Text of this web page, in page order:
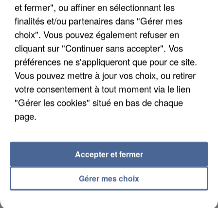
LES DONNÉES DE 300 000 CLIENTS DÉROBÉES À
INTERMARCHÉ APRÈS UNE...
et fermer", ou affiner en sélectionnant les
finalités et/ou partenaires dans "Gérer mes
choix". Vous pouvez également refuser en
cliquant sur "Continuer sans accepter". Vos
préférences ne s'appliqueront que pour ce site.
Vous pouvez mettre à jour vos choix, ou retirer
votre consentement à tout moment via le lien
"Gérer les cookies" situé en bas de chaque
page.
Gérer mes choix
Accepter et fermer